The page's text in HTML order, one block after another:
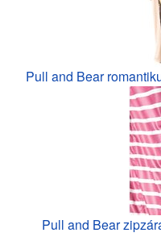
Pull and Bear
Pull and Bear